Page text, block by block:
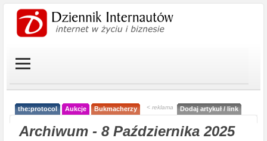
the:protocol Aukcje Bukmacherzy < reklama Dodaj artykuł / link
Archiwum - 8 Października 2025